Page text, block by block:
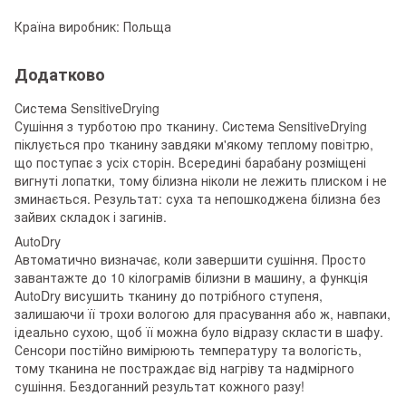
Країна виробник: Польща
Додатково
Система SensitiveDrying
Сушіння з турботою про тканину. Система SensitiveDrying
піклується про тканину завдяки м'якому теплому повітрю,
що поступає з усіх сторін. Всередині барабану розміщені
вигнуті лопатки, тому білизна ніколи не лежить плиском і не
зминається. Результат: суха та непошкоджена білизна без
зайвих складок і загинів.
AutoDry
Автоматично визначає, коли завершити сушіння. Просто
завантажте до 10 кілограмів білизни в машину, а функція
AutoDry висушить тканину до потрібного ступеня,
залишаючи її трохи вологою для прасування або ж, навпаки,
ідеально сухою, щоб її можна було відразу скласти в шафу.
Сенсори постійно вимірюють температуру та вологість,
тому тканина не постраждає від нагріву та надмірного
сушіння. Бездоганний результат кожного разу!